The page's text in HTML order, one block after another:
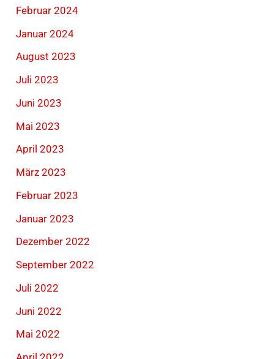
Februar 2024
Januar 2024
August 2023
Juli 2023
Juni 2023
Mai 2023
April 2023
März 2023
Februar 2023
Januar 2023
Dezember 2022
September 2022
Juli 2022
Juni 2022
Mai 2022